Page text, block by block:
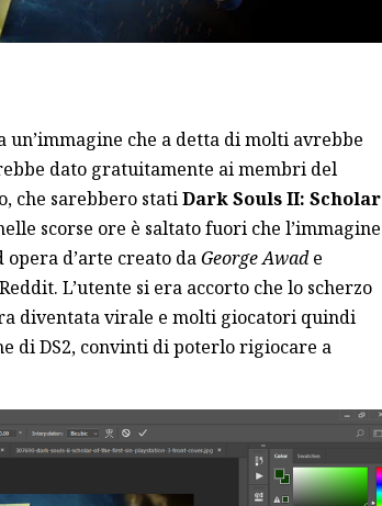
che a detta di molti avrebbe
dato gratuitamente ai membri del
che sarebbero statiDark SoulsII: Scholar
scorse ore è saltato fuori che l’immagine
d’arte creato daGeorge Awade
L’utente si era accorto che lo scherzo
diventata virale e molti giocatori quindi
di DS2, convinti di poterlo rigiocare a